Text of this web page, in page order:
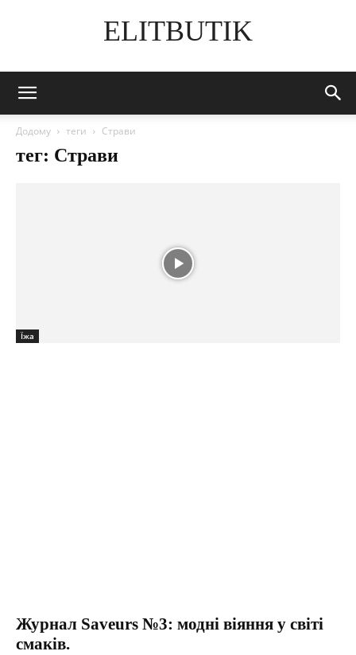
ELITBUTIK
Додому теги Страви
тег: Страви
Їжа
Журнал Saveurs №3: модні віяння у світі
смаків.